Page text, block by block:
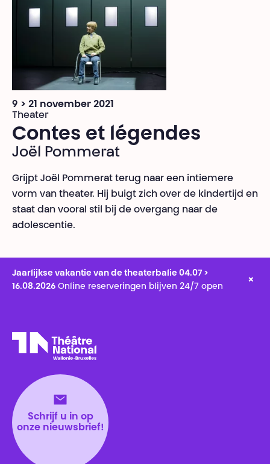
9 > 21 november 2021
Theater
Contes et légendes
Joël Pommerat
Grijpt Joël Pommerat terug naar een intiemere
vorm van theater. Hij buigt zich over de kindertijd en
staat dan vooral stil bij de overgang naar de
adolescentie.
Jaarlijkse vakantie van de theaterbalie 04.07 >
16.08.2026 Online reserveringen blijven 24/7 open
×
Schrijf u in op
onze nieuwsbrief!